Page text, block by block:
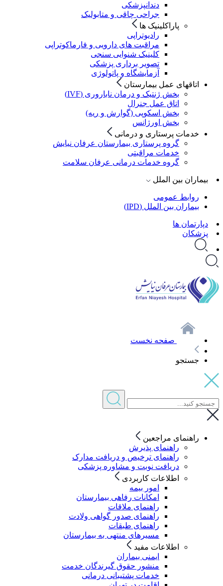
دندانپزشکی
جراحی چاقی و متابولیک
پاراکلینیک ها
رادیوتراپی
مراقبت های دارویی و فارماکوتراپی
کلینیک شنوایی سنجی
تصویر برداری پزشکی
آزمایشگاه و پاتولوژی
اتاقهای عمل بیمارستان
بخش ژنتیک و درمان ناباروری (IVF)
اتاق عمل جنرال
بخش اسکوپی (گوارش و ریه)
بخش اورژانس
خدمات پرستاری و درمانی
گروه پرستاری بیمارستان عرفان نیایش
خدمات مراقبتی
گروه خدمات درمانی عرفان سلامت
بیماران بین الملل
روابط عمومی
بیماران بین الملل (IPD)
دپارتمان ها
پزشکان
صفحه نخست
جستجو
راهنمای مراجعین
راهنمای پذیرش
راهنمای ترخیص و دریافت مدارک
دریافت نوبت و مشاوره پزشکی
اطلاعات کاربردی
امور بیمه
امکانات رفاهی بیمارستان
راهنمای ملاقات
راهنمای صدور گواهی ولادت
راهنمای طبقات
مسیرهای منتهی به بیمارستان
اطلاعات مفید
ایمنی بیماران
منشور حقوق گیرندگان خدمت
خدمات پشتیبانی درمانی